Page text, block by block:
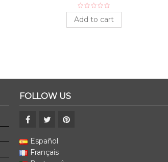
Add to cart
FOLLOW US
Español
Français